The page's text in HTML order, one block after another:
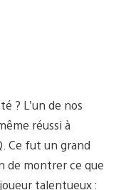
? L’un de nos
réussi à
Ce fut un grand
de montrer ce que
talentueux :